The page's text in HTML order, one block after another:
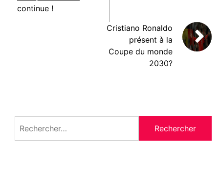
continue !
Cristiano Ronaldo
présent à la
Coupe du monde
2030?